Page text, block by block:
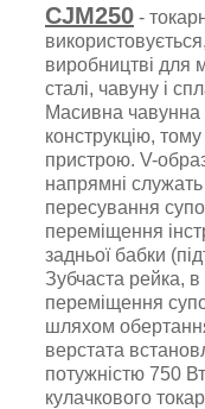
CJM250 -
виробництві для
сталі, чавуну і
Масивна чавунна
конструкцію,
пристрою. V-
напрямні
пересування
переміщення
задньої бабки
Зубчаста рейка,
переміщення
шляхом
верстата
потужністю 750
кулачкового